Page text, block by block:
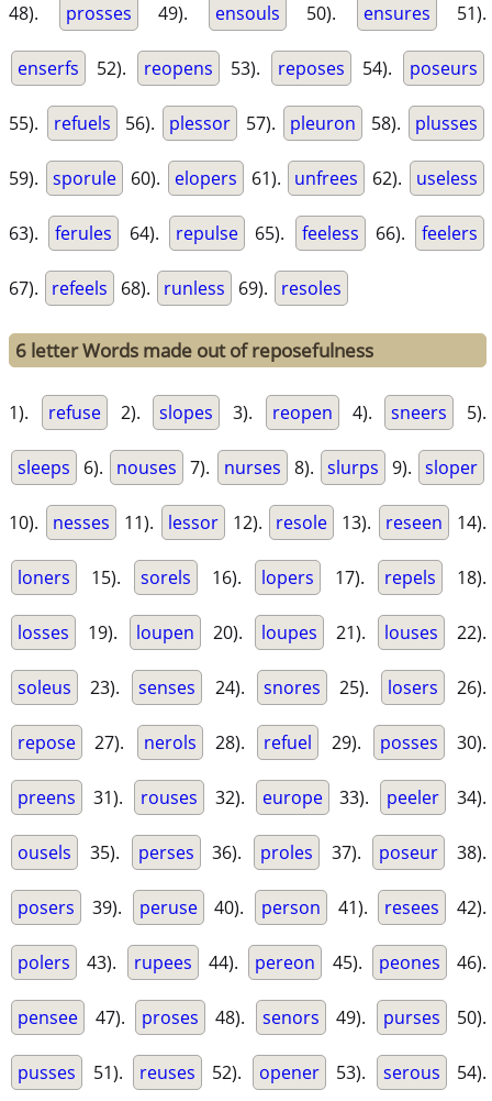
48). prosses 49). ensouls 50). ensures 51).
enserfs 52). reopens 53). reposes 54). poseurs
55). refuels 56). plessor 57). pleuron 58). plusses
59). sporule 60). elopers 61). unfrees 62). useless
63). ferules 64). repulse 65). feeless 66). feelers
67). refeels 68). runless 69). resoles
6 letter Words made out of reposefulness
1). refuse 2). slopes 3). reopen 4). sneers 5).
sleeps 6). nouses 7). nurses 8). slurps 9). sloper
10). nesses 11). lessor 12). resole 13). reseen 14).
loners 15). sorels 16). lopers 17). repels 18).
losses 19). loupen 20). loupes 21). louses 22).
soleus 23). senses 24). snores 25). losers 26).
repose 27). nerols 28). refuel 29). posses 30).
preens 31). rouses 32). europe 33). peeler 34).
ousels 35). perses 36). proles 37). poseur 38).
posers 39). peruse 40). person 41). resees 42).
polers 43). rupees 44). pereon 45). peones 46).
pensee 47). proses 48). senors 49). purses 50).
pusses 51). reuses 52). opener 53). serous 54).